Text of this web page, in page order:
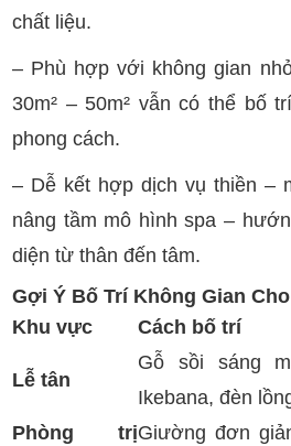
chất liệu.
– Phù hợp với không gian
30m² – 50m² vẫn có thể bố
phong cách.
– Dễ kết hợp dịch vụ thiền –
nâng tầm mô hình spa –
diện từ thân đến tâm.
Gợi Ý Bố Trí Không Gian
Khu vực
Cách bố trí
Lễ tân
Gỗ sồi sáng
Ikebana, đèn
Phòng trịGiường đơn